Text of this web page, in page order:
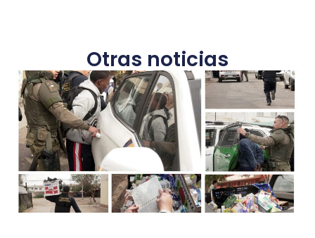
Otras noticias